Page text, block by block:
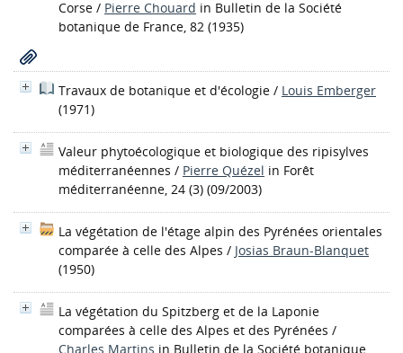
Corse / Pierre Chouard in Bulletin de la Société
botanique de France, 82 (1935)
Travaux de botanique et d'écologie / Louis Emberger
(1971)
Valeur phytoécologique et biologique des ripisylves
méditerranéennes / Pierre Quézel in Forêt
méditerranéenne, 24 (3) (09/2003)
La végétation de l'étage alpin des Pyrénées orientales
comparée à celle des Alpes / Josias Braun-Blanquet
(1950)
La végétation du Spitzberg et de la Laponie
comparées à celle des Alpes et des Pyrénées /
Charles Martins in Bulletin de la Société botanique